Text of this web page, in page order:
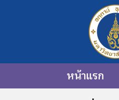
หน้าแรก